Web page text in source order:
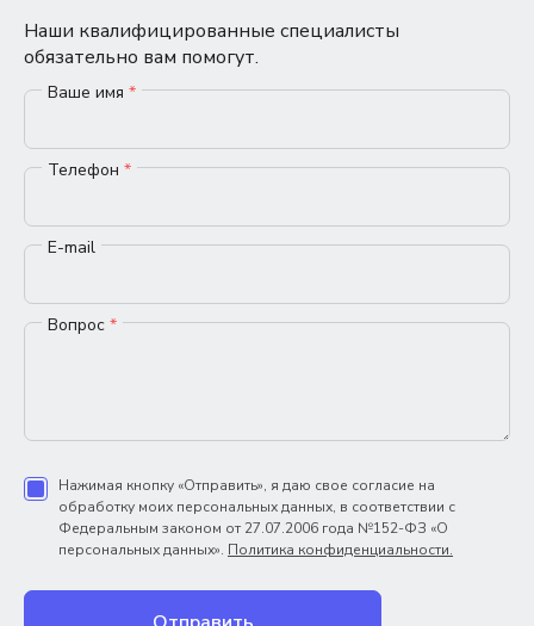
Наши квалифицированные специалисты
обязательно вам помогут.
Ваше имя *
Телефон *
E-mail
Вопрос *
Нажимая кнопку «Отправить», я даю свое согласие на
обработку моих персональных данных, в соответствии с
Федеральным законом от 27.07.2006 года №152-ФЗ «О
персональных данных». Политика конфиденциальности.